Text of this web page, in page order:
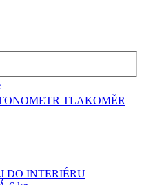
TLAKOMĚR
DO INTERIÉRU